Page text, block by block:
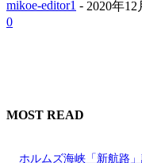
mikoe-editor1 - 2020年12
0
MOST READ
ホルムズ海峡「新航路